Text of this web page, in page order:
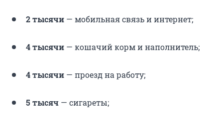
2 тысячи — мобильная связь и интернет;
4 тысячи — кошачий корм и наполнитель;
4 тысячи — проезд на работу;
5 тысяч — сигареты;